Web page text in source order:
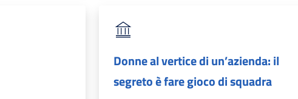
Donne al vertice di un’azienda: il
segreto è fare gioco di squadra